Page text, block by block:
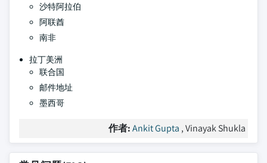
沙特阿拉伯
阿联酋
南非
拉丁美洲
联合国
邮件地址
墨西哥
作者:Ankit Gupta , Vinayak Shukla